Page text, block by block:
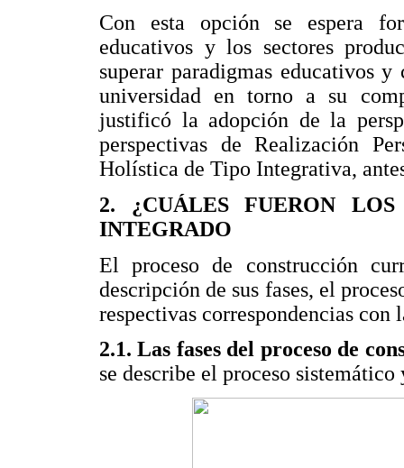
Con esta opción se espera
educativos y los sectores
superar paradigmas educativos
universidad en torno a su
justificó la adopción de la
perspectivas de Realización
Holística de Tipo Integrativa,
2. ¿CUÁLES FUERON
INTEGRADO
El proceso de construcción
descripción de sus fases, el
respectivas correspondencias con
2.1. Las fases del proceso de
se describe el proceso